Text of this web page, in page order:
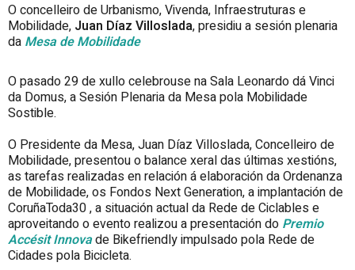
O concelleiro de Urbanismo, Vivenda, Infraestruturas e
Mobilidade, Juan Díaz Villoslada, presidiu a sesión plenaria
da Mesa de Mobilidade
O pasado 29 de xullo celebrouse na Sala Leonardo dá Vinci
da Domus, a Sesión Plenaria da Mesa pola Mobilidade
Sostible.
O Presidente da Mesa, Juan Díaz Villoslada, Concelleiro de
Mobilidade, presentou o balance xeral das últimas xestións,
as tarefas realizadas en relación á elaboración da Ordenanza
de Mobilidade, os Fondos Next Generation, a implantación de
CoruñaToda30 , a situación actual da Rede de Ciclables e
aproveitando o evento realizou a presentación do Premio
Accésit Innovade Bikefriendly impulsado pola Rede de
Cidades pola Bicicleta.